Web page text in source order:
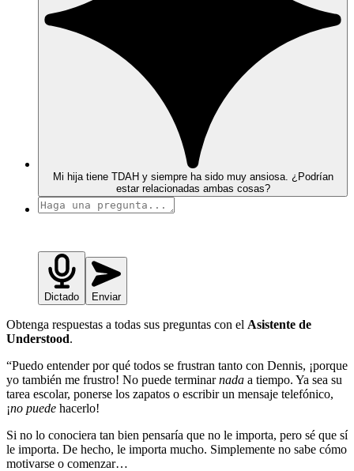
Mi hija tiene TDAH y siempre ha sido muy ansiosa. ¿Podrían
estar relacionadas ambas cosas?
Dictado Enviar
Obtenga respuestas a todas sus preguntas con el Asistente de
Understood.
“Puedo entender por qué todos se frustran tanto con Dennis, ¡porque
yo también me frustro! No puede terminarnada a tiempo. Ya sea su
tarea escolar, ponerse los zapatos o escribir un mensaje telefónico,
¡no puede hacerlo!
Si no lo conociera tan bien pensaría que no le importa, pero sé que sí
le importa. De hecho, le importa mucho. Simplemente no sabe cómo
motivarse o comenzar…